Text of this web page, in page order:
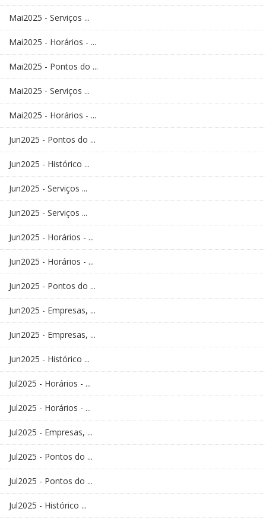
Mai2025 - Serviços ...
Mai2025 - Horários - ...
Mai2025 - Pontos do ...
Mai2025 - Serviços ...
Mai2025 - Horários - ...
Jun2025 - Pontos do ...
Jun2025 - Histórico ...
Jun2025 - Serviços ...
Jun2025 - Serviços ...
Jun2025 - Horários - ...
Jun2025 - Horários - ...
Jun2025 - Pontos do ...
Jun2025 - Empresas, ...
Jun2025 - Empresas, ...
Jun2025 - Histórico ...
Jul2025 - Horários - ...
Jul2025 - Horários - ...
Jul2025 - Empresas, ...
Jul2025 - Pontos do ...
Jul2025 - Pontos do ...
Jul2025 - Histórico ...